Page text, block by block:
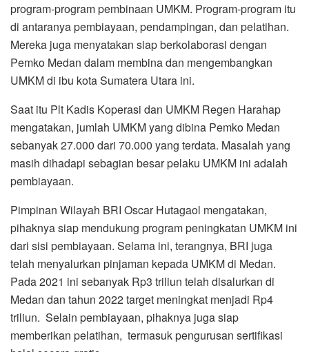
program-program pembinaan UMKM. Program-program itu
di antaranya pembiayaan, pendampingan, dan pelatihan.
Mereka juga menyatakan siap berkolaborasi dengan
Pemko Medan dalam membina dan mengembangkan
UMKM di ibu kota Sumatera Utara ini.
Saat itu Plt Kadis Koperasi dan UMKM Regen Harahap
mengatakan, jumlah UMKM yang dibina Pemko Medan
sebanyak 27.000 dari 70.000 yang terdata. Masalah yang
masih dihadapi sebagian besar pelaku UMKM ini adalah
pembiayaan.
Pimpinan Wilayah BRI Oscar Hutagaol mengatakan,
pihaknya siap mendukung program peningkatan UMKM ini
dari sisi pembiayaan. Selama ini, terangnya, BRI juga
telah menyalurkan pinjaman kepada UMKM di Medan.
Pada 2021 ini sebanyak Rp3 triliun telah disalurkan di
Medan dan tahun 2022 target meningkat menjadi Rp4
triliun. Selain pembiayaan, pihaknya juga siap
memberikan pelatihan, termasuk pengurusan sertifikasi